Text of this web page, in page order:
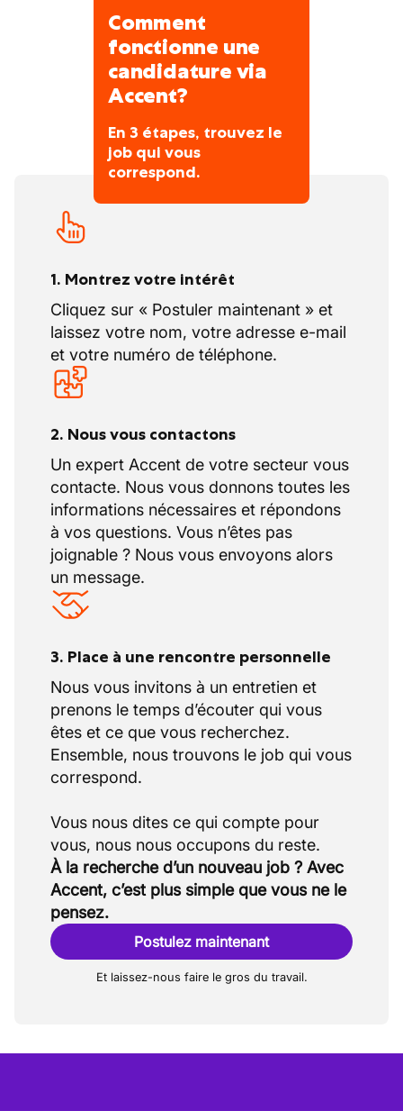
Avec un contrat permanent : assurance
hospitalisation et nombreux autres
avantages
Projets sur mesure
équipe solide se sentira immédiatement
chez lui ici.
Comment
fonctionne une
candidature via
Accent?
En 3 étapes, trouvez le
job qui vous
correspond.
1. Montrez votre intérêt
Cliquez sur « Postuler maintenant » et
laissez votre nom, votre adresse e-mail
et votre numéro de téléphone.
2. Nous vous contactons
Un expert Accent de votre secteur vous
contacte. Nous vous donnons toutes les
informations nécessaires et répondons
à vos questions. Vous n’êtes pas
joignable ? Nous vous envoyons alors
un message.
3. Place à une rencontre personnelle
Nous vous invitons à un entretien et
prenons le temps d’écouter qui vous
êtes et ce que vous recherchez.
Ensemble, nous trouvons le job qui vous
correspond.
Vous nous dites ce qui compte pour
À la recherche d’un nouveau job ? Avec
Accent, c’est plus simple que vous ne le
pensez.
Postulez maintenant
Et laissez-nous faire le gros du travail.